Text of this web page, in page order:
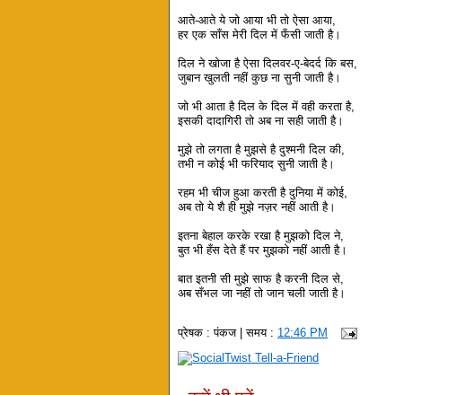
आते-आते ये जो आया भी तो ऐसा आया,
हर एक साँस मेरी दिल में फँसी जाती है।
दिल ने खोजा है ऐसा दिलवर-ए-बेदर्द कि बस,
जुबान खुलती नहीं कुछ ना सुनी जाती है।
जो भी आता है दिल के दिल में वही करता है,
इसकी दादागिरी तो अब ना सही जाती है।
मुझे तो लगता है मुझसे है दुश्मनी दिल की,
तभी न कोई भी फरियाद सुनी जाती है।
रहम भी चीज हुआ करती है दुनिया में कोई,
अब तो ये शै ही मुझे नज़र नहीं आती है।
इतना बेहाल करके रखा है मुझको दिल ने,
बुत भी हँस देते हैं पर मुझको नहीं आती है।
बात इतनी सी मुझे साफ है करनी दिल से,
अब सँभल जा नहीं तो जान चली जाती है।
प्रेषक :पंकज | समय : 12:46 PM